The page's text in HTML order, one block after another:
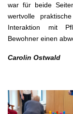
war für beide
wertvolle
Interaktion mit
Bewohner einen
Carolin Ostwald